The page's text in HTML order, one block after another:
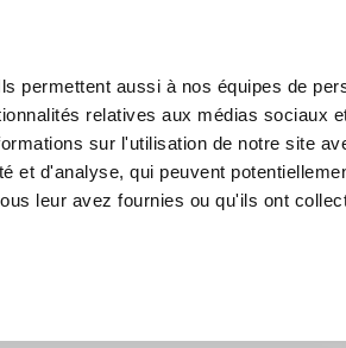
permettent aussi à nos équipes de
relatives aux médias sociaux
sur l'utilisation de notre site
et d'analyse, qui peuvent
leur avez fournies ou qu'ils ont
glacée fruitée
fête Petits gourmands Pour